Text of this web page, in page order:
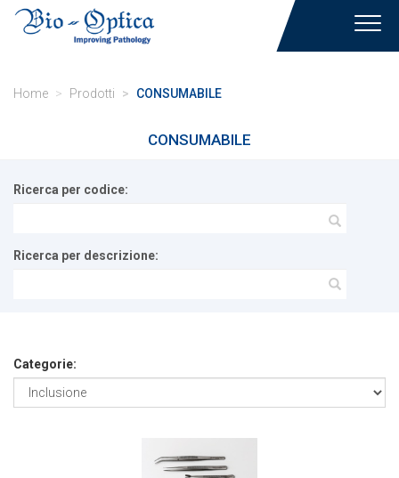
Home Prodotti CONSUMABILE
CONSUMABILE
Ricerca per codice:
Ricerca per descrizione:
Categorie: